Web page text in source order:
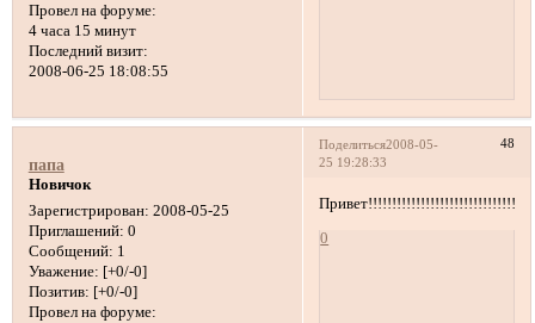
Провел на форуме:
4 часа 15 минут
Последний визит:
2008-06-25 18:08:55
Поделиться 48
2008-05-
25 19:28:33
папа
Новичок
Зарегистрирован: 2008-05-25
Приглашений: 0
Сообщений: 1
Уважение: [+0/-0]
Позитив: [+0/-0]
Провел на форуме:
0